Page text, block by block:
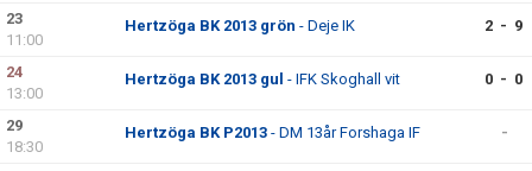
23
11:00
Hertzöga BK 2013 grön - Deje IK 2 - 9
24
13:00
Hertzöga BK 2013 gul - IFK Skoghall vit 0 - 0
29
18:30
Hertzöga BK P2013 - DM 13år Forshaga IF -